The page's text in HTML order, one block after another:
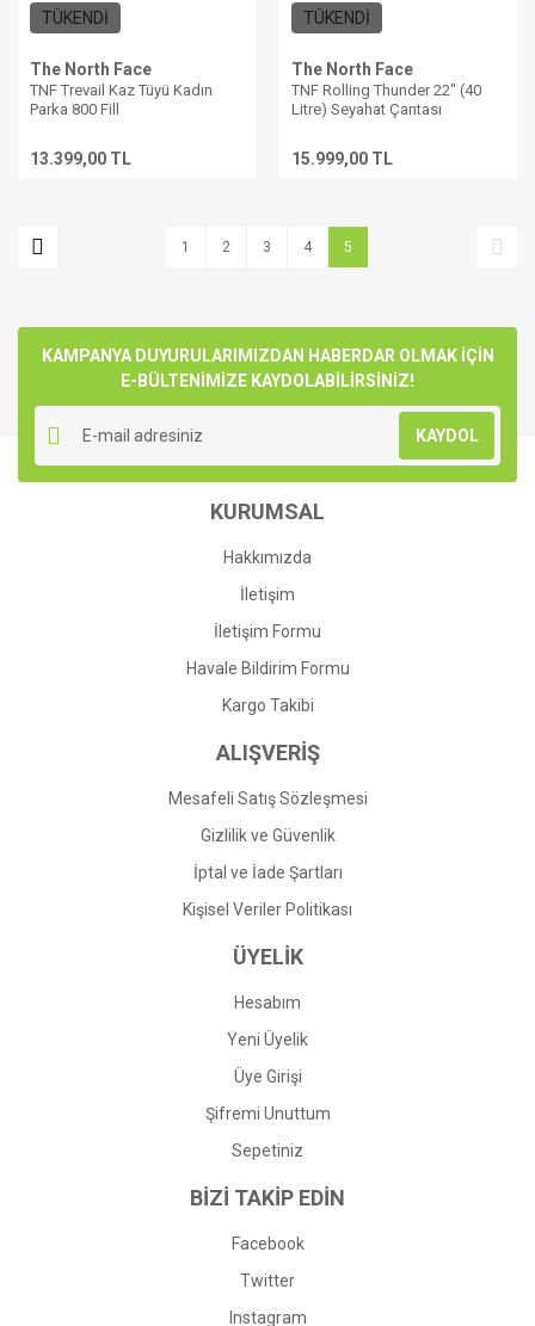
TÜKENDİ
The North Face
TNF Trevail Kaz Tüyü Kadın
Parka 800 Fill
13.399,00 TL
TÜKENDİ
The North Face
TNF Rolling Thunder 22'' (40
Litre) Seyahat Çantası
15.999,00 TL
1 2 3 4 5
KAMPANYA DUYURULARIMIZDAN HABERDAR OLMAK İÇİN
E-BÜLTENİMİZE KAYDOLABİLİRSİNİZ!
KAYDOL
KURUMSAL
Hakkımızda
İletişim
İletişim Formu
Havale Bildirim Formu
Kargo Takibi
ALIŞVERİŞ
Mesafeli Satış Sözleşmesi
Gizlilik ve Güvenlik
İptal ve İade Şartları
Kişisel Veriler Politikası
ÜYELİK
Hesabım
Yeni Üyelik
Üye Girişi
Şifremi Unuttum
Sepetiniz
BİZİ TAKİP EDİN
Facebook
Twitter
Instagram